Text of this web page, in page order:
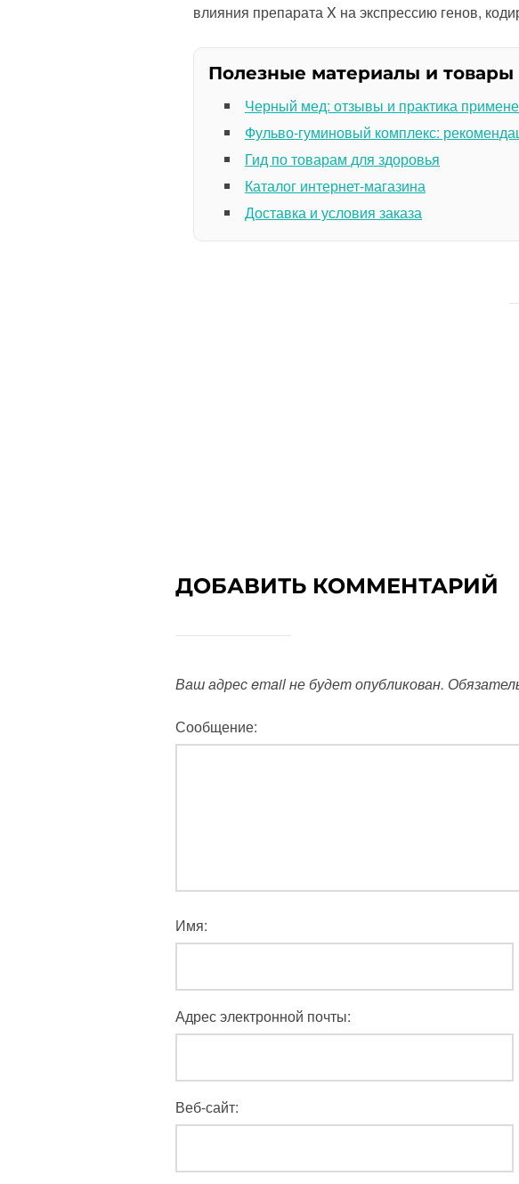
влияния препарата X на экспрессию генов,
Полезные материалы и товары
Черный мед: отзывы и практика
Фульво-гуминовый комплекс:
Гид по товарам для здоровья
Каталог интернет-магазина
Доставка и условия заказа
ДОБАВИТЬ КОММЕНТАРИЙ
Ваш адрес email не будет опубликован.
Сообщение:
Имя:
Адрес электронной почты:
Веб-сайт: